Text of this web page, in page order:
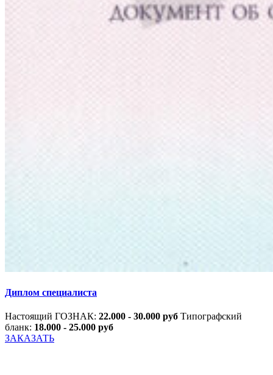
Диплом специалиста
Настоящий ГОЗНАК: 22.000 - 30.000 руб Типографский
бланк: 18.000 - 25.000 руб
ЗАКАЗАТЬ